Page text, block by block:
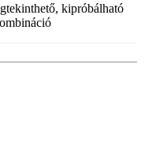
kipróbálható